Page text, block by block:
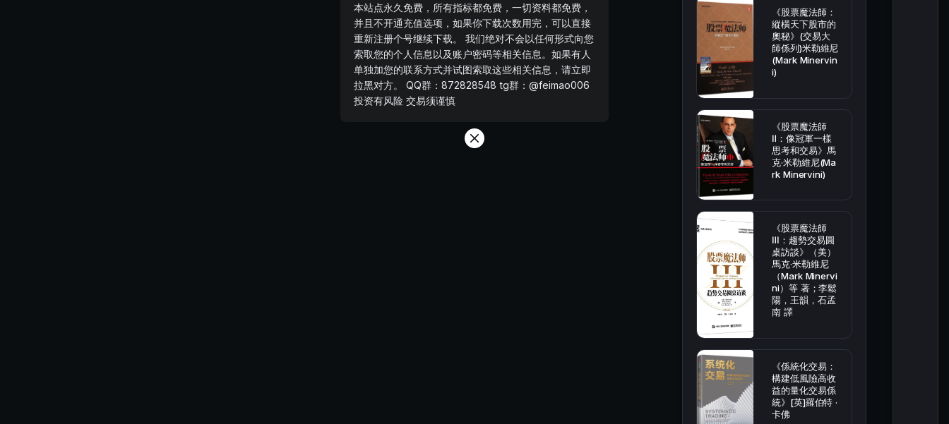
《股票魔法師：
縱橫天下股市的
奧秘》(交易大
師係列)米勒維尼
(Mark Minervin
i)
《股票魔法師
Ⅱ：像冠軍一樣
思考和交易》馬
克·米勒維尼(Ma
rk Minervini)
《股票魔法師
Ⅲ：趨勢交易圓
桌訪談》（美）
馬克·米勒維尼
（Mark Minervi
ni）等 著；李鬆
陽，王韻，石孟
南 譯
《係統化交易：
構建低風險高收
益的量化交易係
統》[英]羅伯特 ·
卡佛
本站点永久免费，所有指标都免费，一切资料都免费，
并且不开通充值选项，如果你下载次数用完，可以直接
重新注册个号继续下载。 我们绝对不会以任何形式向您
索取您的个人信息以及账户密码等相关信息。如果有人
单独加您的联系方式并试图索取这些相关信息，请立即
拉黑对方。 QQ群：872828548 tg群：@feimao006
投资有风险 交易须谨慎